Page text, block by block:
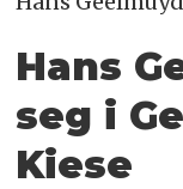
Hans
seg i
Kiese